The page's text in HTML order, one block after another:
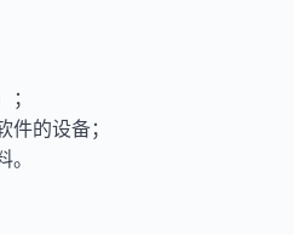
的设备；